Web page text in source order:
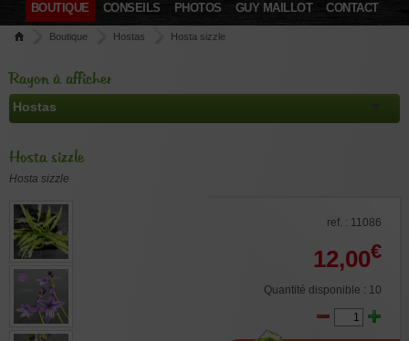
BOUTIQUE CONSEILS PHOTOS GUY MAILLOT CONTACT
Boutique Hostas Hosta sizzle
Rayon à afficher
Hosta sizzle
Hosta sizzle
ref. : 11086
12,00€
Quantité disponible : 10